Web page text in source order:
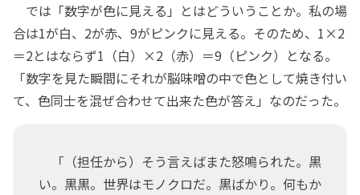
では「数字が色に見える」とはどういうことか。私の場
合は1が白、2が赤、9がピンクに見える。そのため、1×2
＝2とはならず1（白）×2（赤）＝9（ピンク）となる。
「数字を見た瞬間にそれが脳味噌の中で色として焼き付い
て、色同士を混ぜ合わせて出来た色が答え」なのだった。
「（担任から）そう言えばまた怒鳴られた。黒
い。黒黒。世界はモノクロだ。黒ばかり。何もか